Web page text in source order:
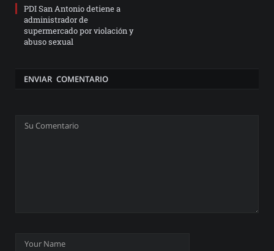
PDI San Antonio detiene a
administrador de
supermercado por violación y
abuso sexual
ENVIAR COMENTARIO